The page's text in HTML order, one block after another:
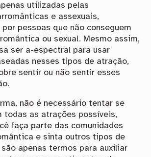
utilizadas pelas
e assexuais,
pessoas que não conseguem
ou sexual. Mesmo assim,
ser a-espectral para usar
nesses tipos de atração,
sentir ou não sentir esses
não é necessário tentar se
todas as atrações possíveis,
faça parte das comunidades
e sinta outros tipos de
apenas termos para auxiliar